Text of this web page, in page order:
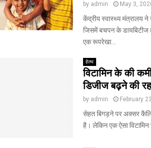
by admin May 3,
केंद्रीय स्वास्थ्य मंत्रालय ने
जिसमें बचपन के डायबिटीज
एक रूपरेखा...
हेल्थ
विटामिन के की
डिजीज बढ़ने की
by admin February
सेहत बिगड़ने पर अक्सर
है। लेकिन एक ऐसा विटामिन